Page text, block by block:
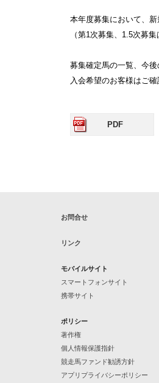
本年度募集において、
（第1次募集、1.5次募
募集確定馬の一覧、今
入会希望のお客様はご
PDF
お問合せ
リンク
モバイルサイト
スマートフォンサイト
携帯サイト
ポリシー
著作権
個人情報保護指針
競走馬ファンド勧誘方針
アプリプライバシーポリシー